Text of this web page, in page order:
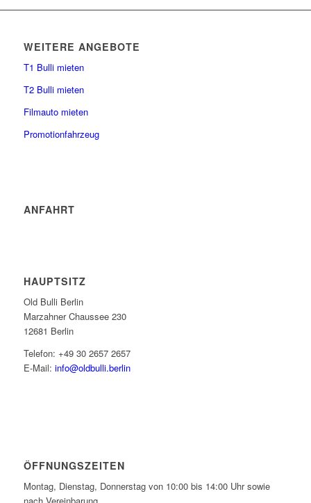
WEITERE ANGEBOTE
T1 Bulli mieten
T2 Bulli mieten
Filmauto mieten
Promotionfahrzeug
ANFAHRT
HAUPTSITZ
Old Bulli Berlin
Marzahner Chaussee 230
12681 Berlin
Telefon: +49 30 2657 2657
E-Mail: info@oldbulli.berlin
ÖFFNUNGSZEITEN
Montag, Dienstag, Donnerstag von 10:00 bis 14:00 Uhr sowie